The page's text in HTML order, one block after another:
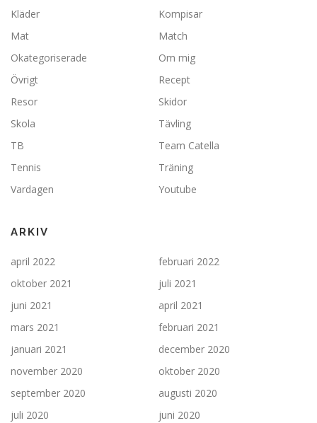
Kläder
Kompisar
Mat
Match
Okategoriserade
Om mig
Övrigt
Recept
Resor
Skidor
Skola
Tävling
TB
Team Catella
Tennis
Träning
Vardagen
Youtube
ARKIV
april 2022
februari 2022
oktober 2021
juli 2021
juni 2021
april 2021
mars 2021
februari 2021
januari 2021
december 2020
november 2020
oktober 2020
september 2020
augusti 2020
juli 2020
juni 2020